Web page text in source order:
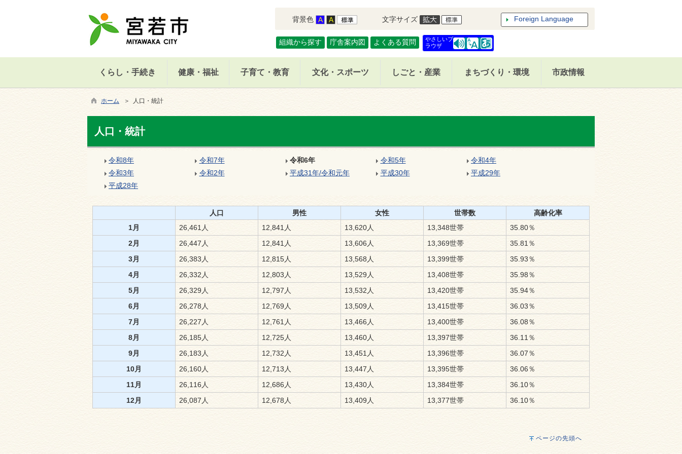
背景色 文字サイズ Foreign Language
組織から探す 庁舎案内図 よくある質問
やさしいブ
ラウザ
くらし・手続き 健康・福祉 子育て・教育 文化・スポーツ しごと・産業 まちづくり・環境 市政情報
ホーム ＞ 人口・統計
人口・統計
令和8年 令和7年 令和6年 令和5年
令和4年
令和3年
令和2年 平成31年/令和元年 平成30年
平成29年
平成28年
人口 男性 女性 世帯数
高齢化率
1月
26,461人 12,841人 13,620人 13,348世帯
35.80％
2月
26,447人 12,841人 13,606人 13,369世帯
35.81％
3月
26,383人 12,815人 13,568人 13,399世帯
35.93％
4月
26,332人 12,803人 13,529人 13,408世帯
35.98％
5月
26,329人 12,797人 13,532人 13,420世帯
35.94％
6月
26,278人 12,769人 13,509人 13,415世帯
36.03％
7月
26,227人 12,761人 13,466人 13,400世帯
36.08％
8月
26,185人 12,725人 13,460人 13,397世帯
36.11％
9月
26,183人 12,732人 13,451人 13,396世帯
36.07％
10月
26,160人 12,713人 13,447人 13,395世帯
36.06％
11月
26,116人 12,686人 13,430人 13,384世帯
36.10％
12月
26,087人 12,678人 13,409人 13,377世帯 36.10％
ページの先頭へ